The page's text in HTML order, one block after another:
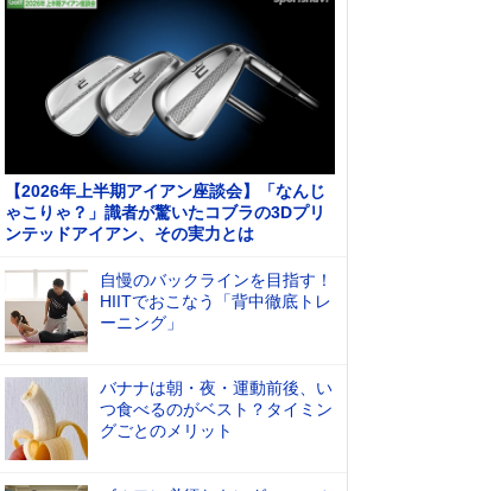
【2026年上半期アイアン座談会】「なんじ
ゃこりゃ？」識者が驚いたコブラの3Dプリ
ンテッドアイアン、その実力とは
自慢のバックラインを目指す！
HIITでおこなう「背中徹底トレ
ーニング」
バナナは朝・夜・運動前後、い
つ食べるのがベスト？タイミン
グごとのメリット